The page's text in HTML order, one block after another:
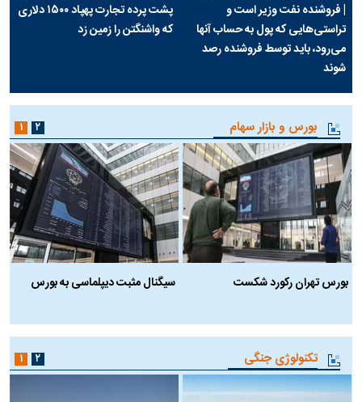
| فروشنده نفت وزیر است و
تراستی‌هایی که پول به حساب آنها
می‌رود، باید توسط فروشنده رصد
شوند
پشت پرده تجارت پهپاد‌ ۱۵۰۰ دلاری
که واشنگتن را زمین زد
بورس و بازار سهام
بورس تهران رکورد شکست
سیگنال مثبت دیپلماسی به بورس
۱ ۲
تکنولوژی جنگی ۱ ۲